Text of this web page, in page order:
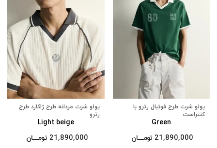
پولو شرت طرح فوتبال رترو با
کنتراست
Green
21,890,000 تومــــــان
پولو شرت مردانه طرح ژاکارد طرح
رترو
Light beige
21,890,000 تومــــــان